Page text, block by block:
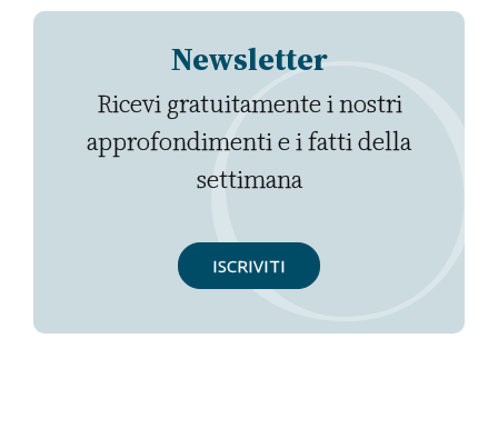
Newsletter
Ricevi gratuitamente i nostri
approfondimenti e i fatti della
settimana
ISCRIVITI